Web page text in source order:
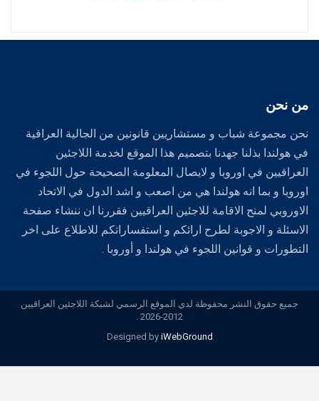
من نحن
نحن مجموعة شباب و مستشاريين قانونين من الجالية العراقية
في هولندا بذلنا جهدنا بتصميم هذا الموقع لخدمة اللاجئين
العراقيين في اوروبا و لايصال المعلومة الصحيحة حول اللجوء في
اوروبا و بما انه هولندا هي من اصعب و اشد الدول في الاتحاد
الاوروبي لمنح الاقامة للاجئين العراقيين فقررنا ان ننشاء صفحة
الاسئلة و الاجوبة لطرح ارائكم و استفساراتكم للاطلاع على اخر
التطورات و قوانين اللجوء في هولندا و أوروبا .
جميع حقوق النشر محفوظة لدي الموقع الرسمي لشبكة اللاجئين العراقيين
2012-2026 .
Designed by iWebGround